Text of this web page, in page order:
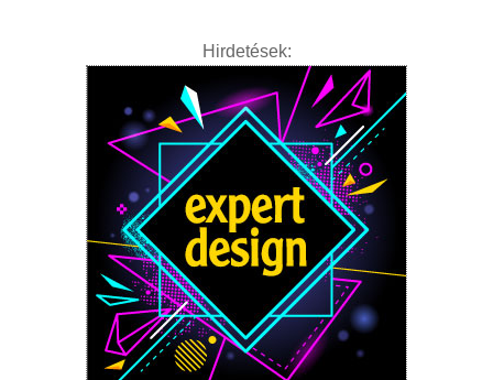
Hirdetések: